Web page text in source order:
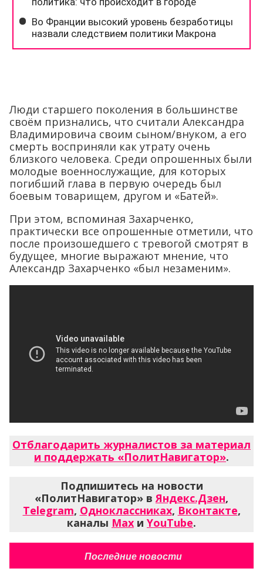
Люди старшего поколения в большинстве
своём признались, что считали Александра
Владимировича своим сыном/внуком, а его
смерть восприняли как утрату очень
близкого человека. Среди опрошенных были
молодые военнослужащие, для которых
погибший глава в первую очередь был
боевым товарищем, другом и «Батей».
При этом, вспоминая Захарченко,
практически все опрошенные отметили, что
после произошедшего с тревогой смотрят в
будущее, многие выражают мнение, что
Александр Захарченко «был незаменим».
Отблагодарить журналистов за материал
и поддержать «ПолитНавигатор».
Подпишитесь на новости
«ПолитНавигатор» вЯндекс.Дзен,
Telegram, Одноклассниках, Вконтакте,
каналы Max и YouTube.
Последние новости